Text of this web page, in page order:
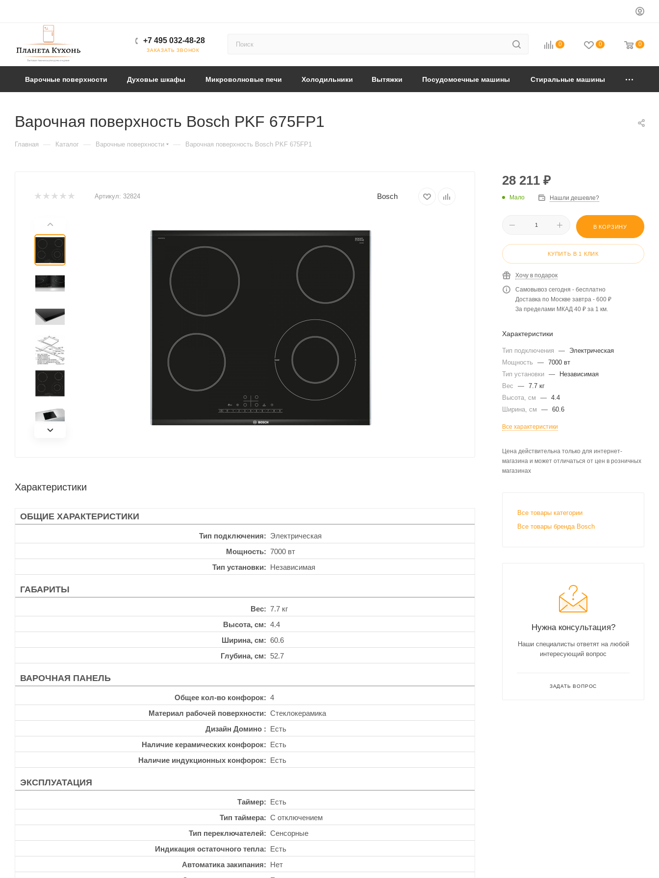
+7 495 032-48-28
ЗАКАЗАТЬ ЗВОНОК
0 0 0
Варочные поверхности Духовые шкафы Микроволновые печи Холодильники Вытяжки Посудомоечные машины Стиральные машины
Варочная поверхность Bosch PKF 675FP1
Главная — Каталог — Варочные поверхности — Варочная поверхность Bosch PKF 675FP1
Артикул: 32824 Bosch
Характеристики
ОБЩИЕ ХАРАКТЕРИСТИКИ
Тип подключения
Электрическая
Мощность
7000 вт
Тип установки
Независимая
ГАБАРИТЫ
Вес
7.7 кг
Высота, см
4.4
Ширина, см
60.6
Глубина, см
52.7
ВАРОЧНАЯ ПАНЕЛЬ
Общее кол-во конфорок
4
Материал рабочей поверхности
Стеклокерамика
Дизайн Домино
Есть
Наличие керамических конфорок
Есть
Наличие индукционных конфорок
Есть
ЭКСПЛУАТАЦИЯ
Таймер
Есть
Тип таймера
С отключением
Тип переключателей
Сенсорные
Индикация остаточного тепла
Есть
Автоматика закипания
Нет
28 211 ₽
Мало Нашли дешевле?
В КОРЗИНУ
КУПИТЬ В 1 КЛИК
Хочу в подарок
Самовывоз сегодня - бесплатно
Доставка по Москве завтра - 600 ₽
За пределами МКАД 40 ₽ за 1 км.
Характеристики
Тип подключения —
Электрическая
Мощность
— 7000 вт
Тип установки —
Независимая
Вес
— 7.7 кг
Высота, см
— 4.4
Ширина, см
— 60.6
Все характеристики
Цена действительна только для интернет-
магазина и может отличаться от цен в розничных
магазинах
Все товары категории
Все товары бренда Bosch
Нужна консультация?
Наши специалисты ответят на любой
интересующий вопрос
ЗАДАТЬ ВОПРОС